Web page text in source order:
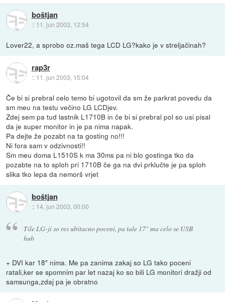
boštjan
:: 11. jun 2003, 12:54
Lover22, a sprobo oz.maš tega LCD LG?kako je v streljačinah?
rap3r
:: 11. jun 2003, 15:04
Če bi si prebral celo temo bi ugotovil da sm že parkrat povedu da
sm meu na testu večino LG LCDjev.
Zdej sem pa tud lastnik L1710B in če bi si prebral pol so usi pisal
da je super monitor in je pa nima napak.
Pa dejte že pozabt na ta gosting no!!!
Ni fora sam v odzivnosti!!
Sm meu doma L1510S k ma 30ms pa ni blo gostinga tko da
pozabte na to sploh pri 1710B če ga na dvi prklučte je pa sploh
slika tko lepa da nemorš vrjet
boštjan
:: 14. jun 2003, 00:00
Tile LG-ji so res ubitacno poceni, pa tale 17" ma celo se USB
hub
+ DVI kar 18" nima. Me pa zanima zakaj so LG tako poceni
ratali,ker se spomnim par let nazaj ko so bili LG monitori dražji od
samsunga,zdaj pa je obratno